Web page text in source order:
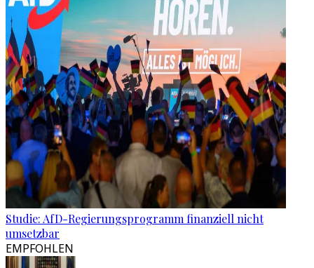
Studie: AfD-Regierungsprogramm finanziell nicht
umsetzbar
EMPFOHLEN